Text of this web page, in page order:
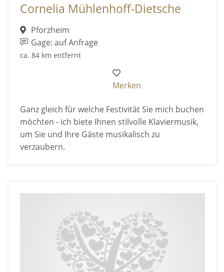
Cornelia Mühlenhoff-Dietsche
Pforzheim
Gage: auf Anfrage
ca. 84 km entfernt
Merken
Ganz gleich für welche Festivität Sie mich buchen
möchten - ich biete Ihnen stilvolle Klaviermusik,
um Sie und Ihre Gäste musikalisch zu
verzaubern.